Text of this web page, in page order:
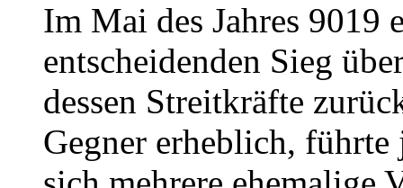
Im Mai des Jahres 9019
entscheidenden Sieg
dessen Streitkräfte
Gegner erheblich,